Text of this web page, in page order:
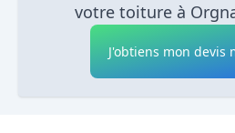
votre toiture à
J'obtiens mon devis